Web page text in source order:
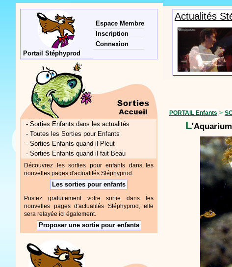
Spectacles enfants de Stéphy
Portail Stéphyprod
Espace Membre
Inscription
Connexion
- Sorties Enfants dans les actualités
- Toutes les Sorties pour Enfants
- Sorties Enfants quand il Pleut
- Sorties Enfants quand il fait Beau
Découvrez les sorties pour enfants dans les
nouvelles pages d'actualités Stéphyprod.
Les sorties pour enfants
Postez gratuitement votre sortie dans les
nouvelles pages d'actualités Stéphyprod, elle
sera relayée ici également.
Proposer une sortie pour enfants
Actualités
PORTAIL Enfants >
L